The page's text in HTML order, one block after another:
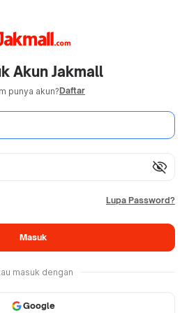
Akun Jakmall
punya akun?Daftar
visibility_off
Lupa Password?
Masuk
masuk dengan
Google